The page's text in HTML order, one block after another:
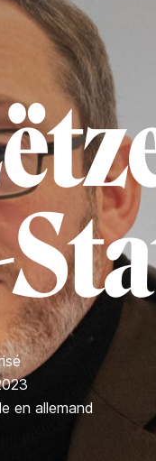
en allemand